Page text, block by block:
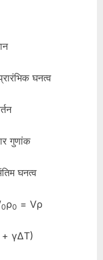
घनत्व
गुणांक
घनत्व
0ρ0 = Vρ
+ γΔT)